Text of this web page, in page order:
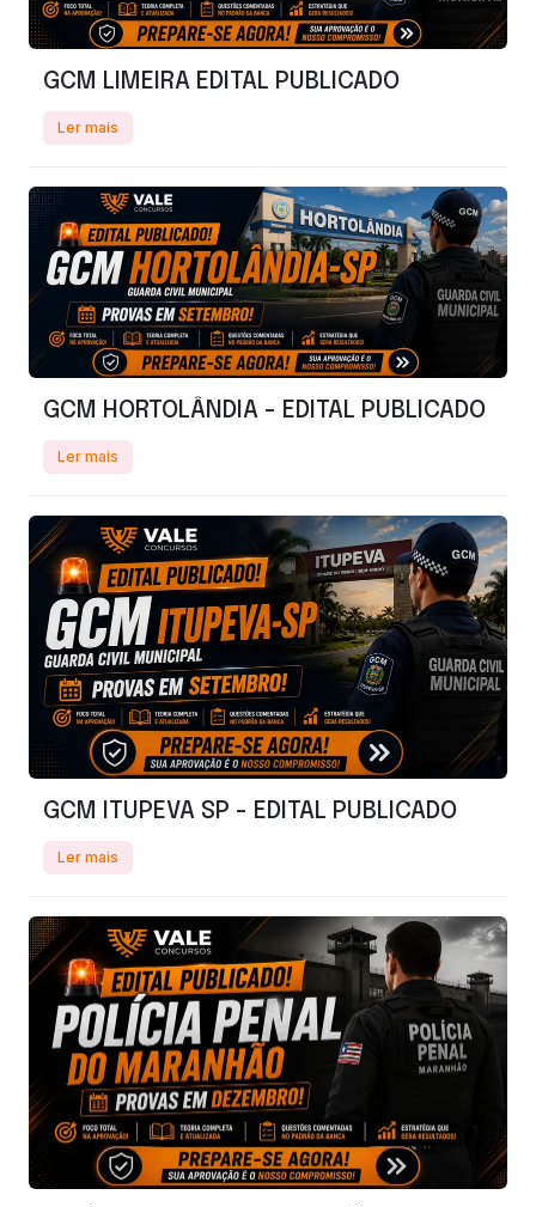
GCM LIMEIRA EDITAL PUBLICADO
Ler mais
GCM HORTOLÂNDIA - EDITAL PUBLICADO
Ler mais
GCM ITUPEVA SP - EDITAL PUBLICADO
Ler mais